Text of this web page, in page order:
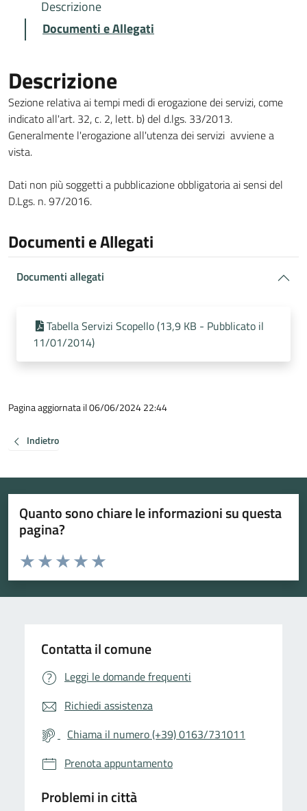
Descrizione
Documenti e Allegati
Descrizione
Sezione relativa ai tempi medi di erogazione dei servizi, come
indicato all'art. 32, c. 2, lett. b) del d.lgs. 33/2013.
Generalmente l'erogazione all'utenza dei servizi avviene a
vista.
Dati non più soggetti a pubblicazione obbligatoria ai sensi del
D.Lgs. n. 97/2016.
Documenti e Allegati
Documenti allegati
Tabella Servizi Scopello (13,9 KB - Pubblicato il
11/01/2014)
Pagina aggiornata il 06/06/2024 22:44
Indietro
Quanto sono chiare le informazioni su questa
pagina?
Valuta da 1 a 5 stelle la pagina
Valuta 5 stelle su 5
Valuta 4 stelle su 5
Valuta 3 stelle su 5
Valuta 2 stelle su 5
Valuta 1 stelle su 5
Contatta il comune
Leggi le domande frequenti
Richiedi assistenza
Chiama il numero (+39) 0163/731011
Prenota appuntamento
Problemi in città